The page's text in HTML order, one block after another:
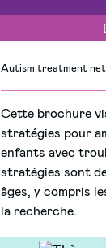
Autism treatment
Cette brochure
stratégies pour
enfants avec
stratégies sont
âges, y compris
la recherche.